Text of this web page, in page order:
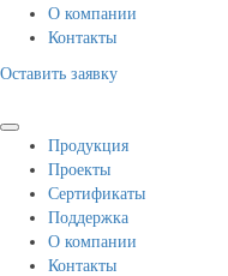
О компании
Контакты
Оставить заявку
Продукция
Проекты
Сертификаты
Поддержка
О компании
Контакты